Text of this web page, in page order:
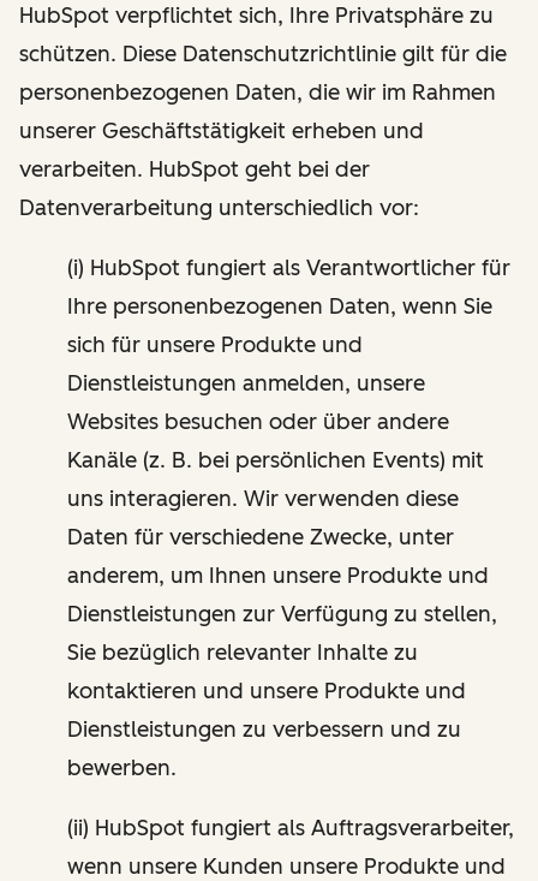
HubSpot verpflichtet sich, Ihre Privatsphäre zu
schützen. Diese Datenschutzrichtlinie gilt für die
personenbezogenen Daten, die wir im Rahmen
unserer Geschäftstätigkeit erheben und
verarbeiten. HubSpot geht bei der
Datenverarbeitung unterschiedlich vor:
(i) HubSpot fungiert als Verantwortlicher für
Ihre personenbezogenen Daten, wenn Sie
sich für unsere Produkte und
Dienstleistungen anmelden, unsere
Websites besuchen oder über andere
Kanäle (z. B. bei persönlichen Events) mit
uns interagieren. Wir verwenden diese
Daten für verschiedene Zwecke, unter
anderem, um Ihnen unsere Produkte und
Dienstleistungen zur Verfügung zu stellen,
Sie bezüglich relevanter Inhalte zu
kontaktieren und unsere Produkte und
Dienstleistungen zu verbessern und zu
bewerben.
(ii) HubSpot fungiert als Auftragsverarbeiter,
wenn unsere Kunden unsere Produkte und